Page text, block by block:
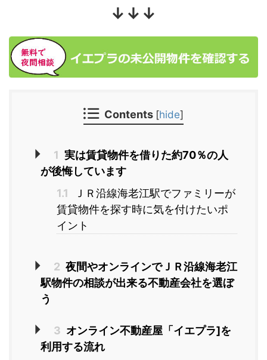
↓↓↓
Contents [hide]
1 実は賃貸物件を借りた約70％の人
が後悔しています
1.1
ＪＲ沿線海老江駅でファミリーが
賃貸物件を探す時に気を付けたいポ
イント
2 夜間やオンラインでＪＲ沿線海老江
駅物件の相談が出来る不動産会社を選ぼ
う
3 オンライン不動産屋「イエプラ]を
利用する流れ